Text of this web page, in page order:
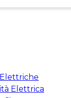
Elettrica